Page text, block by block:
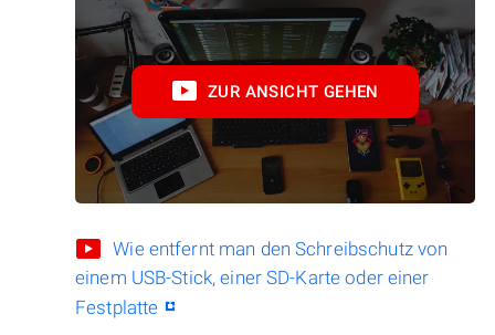
ZUR ANSICHT GEHEN
Wie entfernt man den Schreibschutz von
einem USB-Stick, einer SD-Karte oder einer
Festplatte